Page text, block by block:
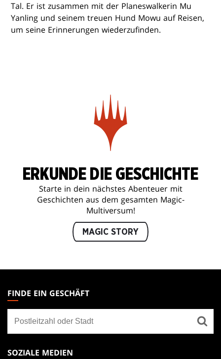
Tal. Er ist zusammen mit der Planeswalkerin Mu
Yanling und seinem treuen Hund Mowu auf Reisen,
um seine Erinnerungen wiederzufinden.
ERKUNDE DIE GESCHICHTE
Starte in dein nächstes Abenteuer mit
Geschichten aus dem gesamten Magic-
Multiversum!
MAGIC STORY
THE
GATHERING
FOOTER
FINDE EIN GESCHÄFT
ein
Geschäft
SOZIALE MEDIEN